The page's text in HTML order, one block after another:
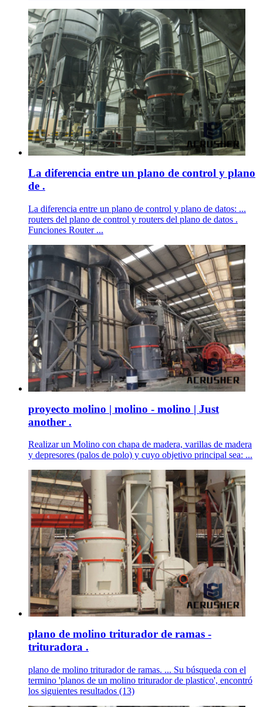
La diferencia entre un plano de control y plano
de .
La diferencia entre un plano de control y plano de datos: ...
routers del plano de control y routers del plano de datos .
Funciones Router ...
proyecto molino | molino - molino | Just
another .
Realizar un Molino con chapa de madera, varillas de madera
y depresores (palos de polo) y cuyo objetivo principal sea: ...
plano de molino triturador de ramas -
trituradora .
plano de molino triturador de ramas. ... Su búsqueda con el
termino 'planos de un molino triturador de plastico', encontró
los siguientes resultados (13)